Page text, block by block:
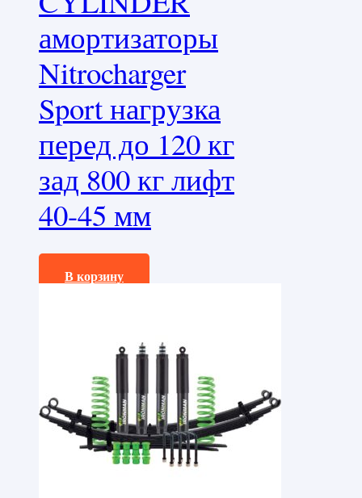
амортизаторы
Nitrocharger
Sport нагрузка
перед до 120 кг
зад 800 кг лифт
40-45 мм
392640,0₽
В корзину